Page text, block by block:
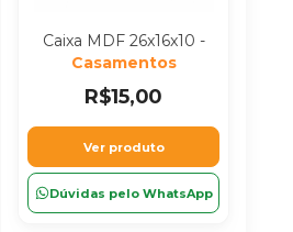
Caixa MDF 26x16x10 -
Casamentos
R$15,00
Ver produto
Dúvidas pelo WhatsApp